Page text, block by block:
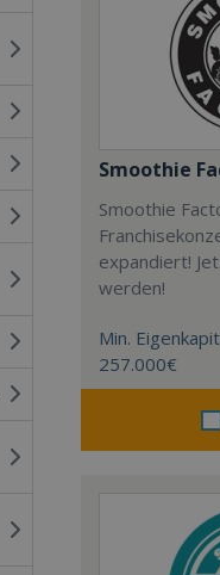
Smoothie
Smoothie
expandiert!
werden!
Min.
257.000€